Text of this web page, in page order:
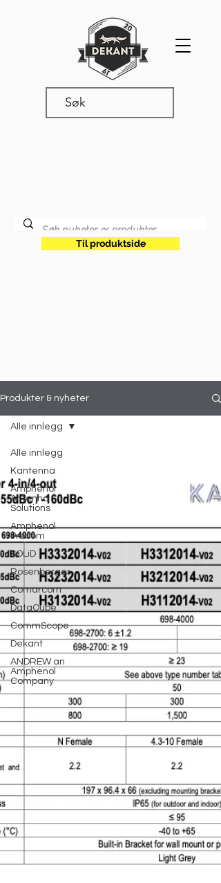
Til produktside
Produkter & nyheter
Alle innlegg
Kantenna
Amphenol
Antenna
Solutions
Amphenol
Procom
SOLiD
Rosenberger
Comarcom
DataQube
CommScope
Dekant
ANDREW an
Amphenol
Company
Alle innlegg